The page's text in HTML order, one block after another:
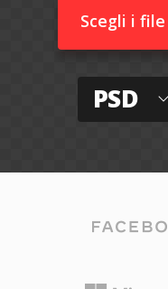
Scegli i file
PSD